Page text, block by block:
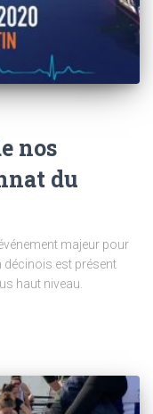
nos
du
majeur pour
décinois est présent
haut niveau.